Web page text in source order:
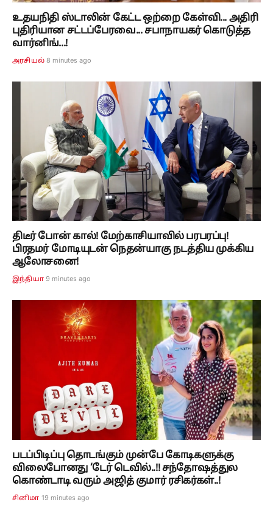
உதயநிதி ஸ்டாலின் கேட்ட ஒற்றை கேள்வி... அதிரி
புதிரியான சட்டப்பேரவை... சபாநாயகர் கொடுத்த
வார்னிங்...!
அரசியல் 8 minutes ago
திடீர் போன் கால்! மேற்காசியாவில் பரபரப்பு!
பிரதமர் மோடியுடன் நெதன்யாகு நடத்திய முக்கிய
ஆலோசனை!
இந்தியா 9 minutes ago
படப்பிடிப்பு தொடங்கும் முன்பே கோடிகளுக்கு
விலைபோனது ‘டேர் டெவில்..!! சந்தோஷத்துல
கொண்டாடி வரும் அஜித் குமார் ரசிகர்கள்..!
சினிமா 19 minutes ago